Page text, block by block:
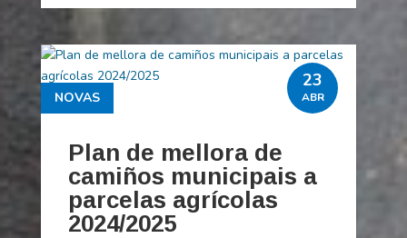
Plan de mellora de
camiños municipais a
parcelas agrícolas
2024/2025
NOVAS
23
ABR